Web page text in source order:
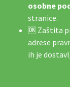
osobne
stranice.
🆗 Zaštita
adrese
ih je